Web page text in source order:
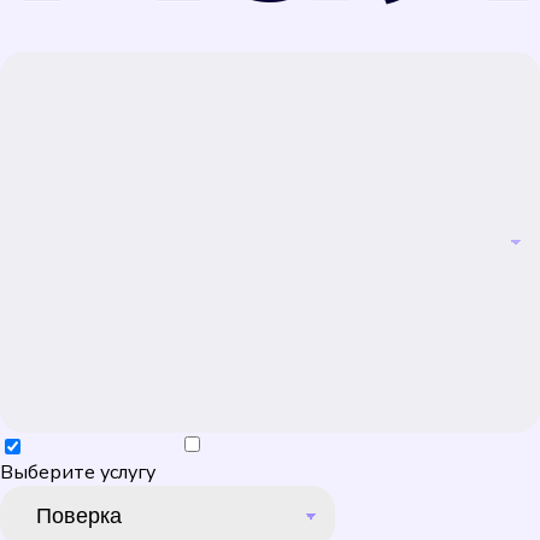
Выберите услугу